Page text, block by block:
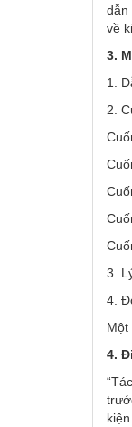
dẫn
về
3.
1.
2.
3.
4.
Một
4.